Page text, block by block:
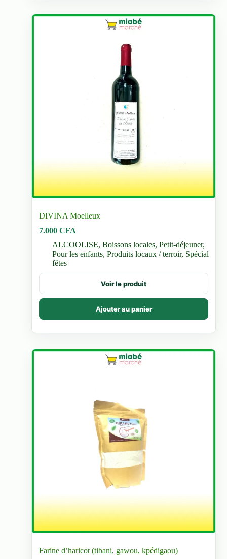
DIVINA Moelleux
7.000CFA
ALCOOLISE,Boissons locales,Petit-déjeuner,
Pour les enfants,Produits locaux / terroir, Spécial
fêtes
Voir le produit
Ajouter au panier
Farine d’haricot (tibani, gawou, kpédigaou)